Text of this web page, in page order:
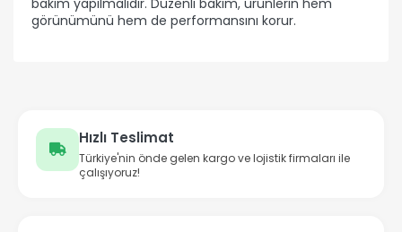
görünümünü hem de performansını korur.
Hızlı Teslimat
Türkiye'nin önde gelen kargo ve lojistik firmaları ile
çalışıyoruz!